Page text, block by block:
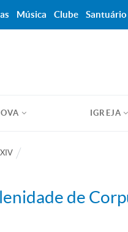
IGREJA
de
Música Clube Santuário